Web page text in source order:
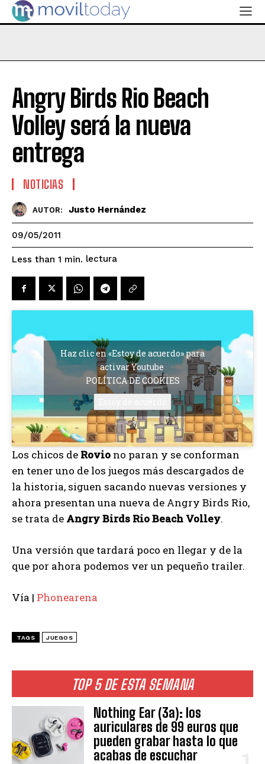
TOP 5 DE ESTA SEMANA
Nothing Ear (3a): los
auriculares de 99 euros que
pueden grabar hasta lo que
acabas de escuchar
Angry Birds Rio Beach
Volley será la nueva
entrega
NOTICIAS
AUTOR: Justo Hernández
09/05/2011
Less than 1 min. lectura
Haz clic en «Estoy de acuerdo» para
activar Youtube
POLÍTICA DE COOKIES
Los chicos de Rovio no paran y se conforman
en tener uno de los juegos más descargados de
la historia, siguen sacando nuevas versiones y
ahora presentan una nueva de Angry Birds Rio,
se trata de Angry Birds Rio Beach Volley.
Una versión que tardará poco en llegar y de la
que por ahora podemos ver un pequeño trailer.
Vía | Phonearena
TAGS JUEGOS